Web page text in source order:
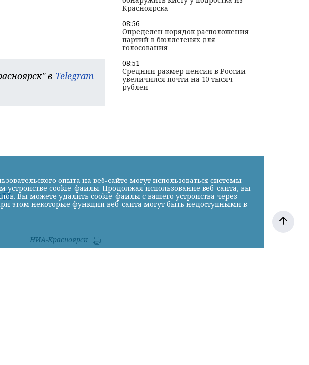
в Telegram
НИА-Красноярск
Красноярска
08:56
Определен порядок расположения
партий в бюллетенях для
голосования
08:51
Средний размер пенсии в России
увеличился почти на 10 тысяч
рублей
опыта на веб-сайте могут использоваться системы
cookie-файлы. Продолжая использование веб-сайта, вы
Вы можете удалить cookie-файлы с вашего устройства через
этом некоторые функции веб-сайта могут быть недоступными в